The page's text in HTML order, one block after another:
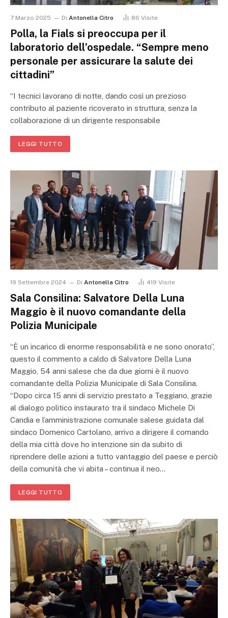
7 Marzo 2025 Di Antonella Citro 86 Visite
Polla, la Fials si preoccupa per il
laboratorio dell’ospedale. “Sempre meno
personale per assicurare la salute dei
cittadini”
“I tecnici lavorano di notte, dando così un prezioso
contributo al paziente ricoverato in struttura, senza la
collaborazione di un dirigente responsabile
LEGGI TUTTO
19 Settembre 2024 Di Antonella Citro 419 Visite
Sala Consilina: Salvatore Della Luna
Maggio è il nuovo comandante della
Polizia Municipale
“È un incarico di enorme responsabilità e ne sono onorato”,
questo il commento a caldo di Salvatore Della Luna
Maggio, 54 anni salese che da due giorni è il nuovo
comandante della Polizia Municipale di Sala Consilina.
“Dopo circa 15 anni di servizio prestato a Teggiano, grazie
al dialogo politico instaurato tra il sindaco Michele Di
Candia e l’amministrazione comunale salese guidata dal
sindaco Domenico Cartolano, arrivo a dirigere il comando
della mia città dove ho intenzione sin da subito di
riprendere delle azioni a tutto vantaggio del paese e perciò
della comunità che vi abita – continua il neo…
LEGGI TUTTO